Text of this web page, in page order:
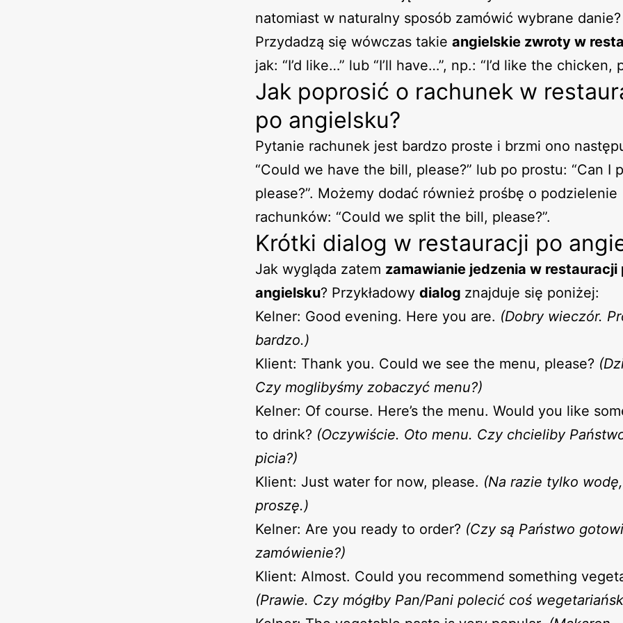
natomiast w naturalny sposób zamówić wybrane danie?
Przydadzą się wówczas takie angielskie zwroty w
jak: “I’d like…” lub “I’ll have…”, np.: “I’d like the chicken,
Jak poprosić o rachunek w
po angielsku?
Pytanie rachunek jest bardzo proste i brzmi ono
“Could we have the bill, please?” lub po prostu: “Can I
please?”. Możemy dodać również prośbę o podzielenie
rachunków: “Could we split the bill, please?”.
Krótki dialog w restauracji po
Jak wygląda zatem zamawianie jedzenia w restauracji
angielsku? Przykładowy dialog znajduje się poniżej:
Kelner: Good evening. Here you are. (Dobry wieczór.
bardzo.)
Klient: Thank you. Could we see the menu, please?
Czy moglibyśmy zobaczyć menu?)
Kelner: Of course. Here’s the menu. Would you like
to drink? (Oczywiście. Oto menu. Czy chcieliby
picia?)
Klient: Just water for now, please. (Na razie tylko wodę,
proszę.)
Kelner: Are you ready to order? (Czy są Państwo
zamówienie?)
Klient: Almost. Could you recommend something
(Prawie. Czy mógłby Pan/Pani polecić coś